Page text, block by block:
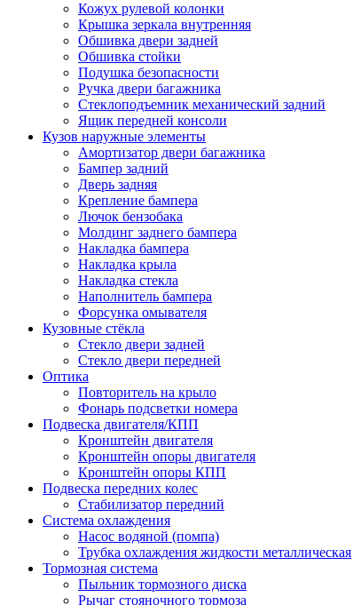
Кожух рулевой колонки
Крышка зеркала внутренняя
Обшивка двери задней
Обшивка стойки
Подушка безопасности
Ручка двери багажника
Стеклоподъемник механический задний
Ящик передней консоли
Кузов наружные элементы
Амортизатор двери багажника
Бампер задний
Дверь задняя
Крепление бампера
Лючок бензобака
Молдинг заднего бампера
Накладка бампера
Накладка крыла
Накладка стекла
Наполнитель бампера
Форсунка омывателя
Кузовные стёкла
Стекло двери задней
Стекло двери передней
Оптика
Повторитель на крыло
Фонарь подсветки номера
Подвеска двигателя/КПП
Кронштейн двигателя
Кронштейн опоры двигателя
Кронштейн опоры КПП
Подвеска передних колес
Стабилизатор передний
Система охлаждения
Насос водяной (помпа)
Трубка охлаждения жидкости металлическая
Тормозная система
Пыльник тормозного диска
Рычаг стояночного тормоза